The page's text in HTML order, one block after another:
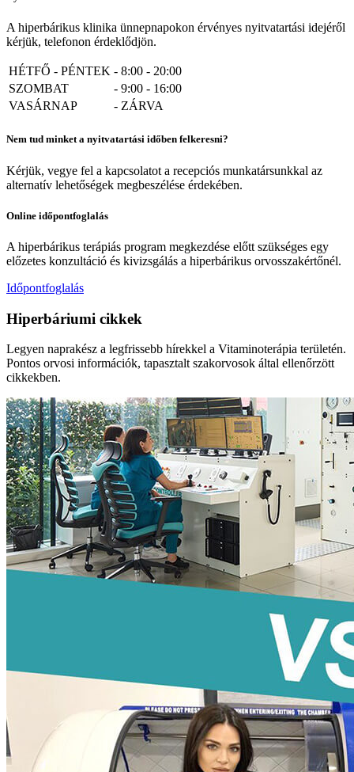
A hiperbárikus klinika ünnepnapokon érvényes nyitvatartási idejéről
kérjük, telefonon érdeklődjön.
HÉTFŐ - PÉNTEK - 8:00 - 20:00
SZOMBAT
- 9:00 - 16:00
VASÁRNAP
- ZÁRVA
Nem tud minket a nyitvatartási időben felkeresni?
Kérjük, vegye fel a kapcsolatot a recepciós munkatársunkkal az
alternatív lehetőségek megbeszélése érdekében.
Online időpontfoglalás
A hiperbárikus terápiás program megkezdése előtt szükséges egy
előzetes konzultáció és kivizsgálás a hiperbárikus orvosszakértőnél.
Időpontfoglalás
Hiperbáriumi cikkek
Legyen naprakész a legfrissebb hírekkel a Vitaminoterápia területén.
Pontos orvosi információk, tapasztalt szakorvosok által ellenőrzött
cikkekben.